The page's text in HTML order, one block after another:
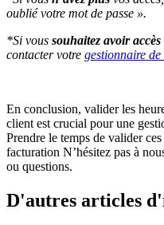
oublié votre mot de passe ».
*Si vous souhaitez avoir
contacter votre gestionnaire de
En conclusion, valider les
client est crucial pour une
Prendre le temps de valider
facturation N’hésitez pas à
ou questions.
D'autres articles